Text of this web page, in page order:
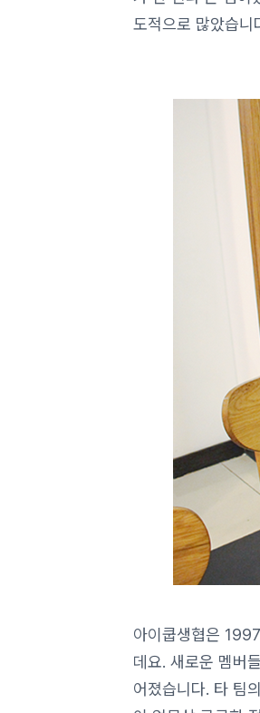
도적으로 많았습니
아이쿱생협은
데요. 새로운 멤버
어졌습니다. 타 팀